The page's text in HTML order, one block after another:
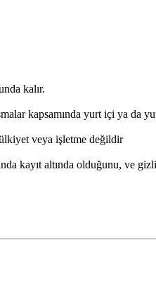
kalır.
kapsamında yurt içi ya da
veya işletme değildir
kayıt altında olduğunu, ve